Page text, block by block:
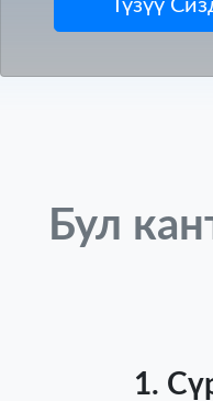
Бул
1.